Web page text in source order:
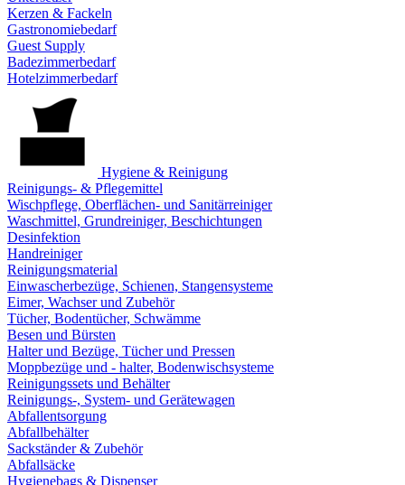
Kerzen & Fackeln
Gastronomiebedarf
Guest Supply
Badezimmerbedarf
Hotelzimmerbedarf
Hygiene & Reinigung
Reinigungs- & Pflegemittel
Wischpflege, Oberflächen- und Sanitärreiniger
Waschmittel, Grundreiniger, Beschichtungen
Desinfektion
Handreiniger
Reinigungsmaterial
Einwascherbezüge, Schienen, Stangensysteme
Eimer, Wachser und Zubehör
Tücher, Bodentücher, Schwämme
Besen und Bürsten
Halter und Bezüge, Tücher und Pressen
Moppbezüge und - halter, Bodenwischsysteme
Reinigungssets und Behälter
Reinigungs-, System- und Gerätewagen
Abfallentsorgung
Abfallbehälter
Sackständer & Zubehör
Abfallsäcke
Hygienebags & Dispenser